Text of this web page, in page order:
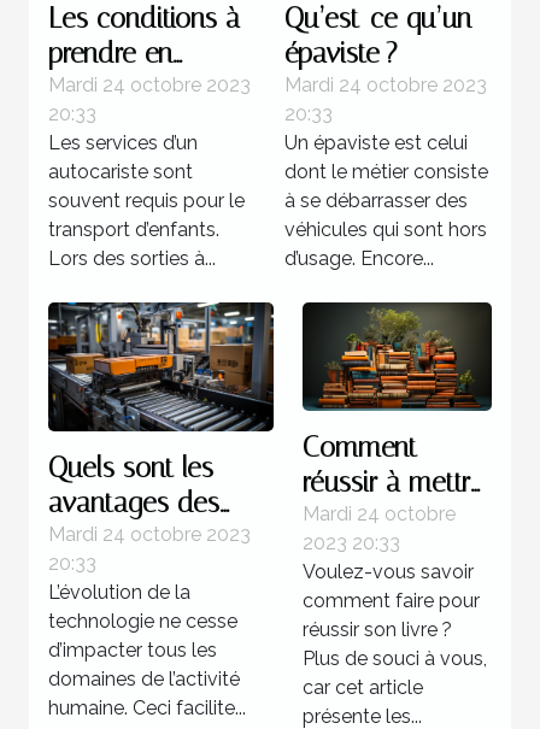
Les conditions à
prendre en
compte lors d’un
transport
d’enfants
Mardi 24 octobre 2023
20:33
Les services d’un
autocariste sont
souvent requis pour le
transport d’enfants.
Lors des sorties à...
Qu’est-ce qu’un
épaviste ?
Mardi 24 octobre 2023
20:33
Un épaviste est celui
dont le métier consiste
à se débarrasser des
véhicules qui sont hors
d’usage. Encore...
Quels sont les
avantages des
systèmes
d’automatisations ?
Mardi 24 octobre 2023
20:33
L’évolution de la
technologie ne cesse
d’impacter tous les
domaines de l’activité
humaine. Ceci facilite...
Comment
réussir à mettre
au point un
livre ?
Mardi 24 octobre
2023 20:33
Voulez-vous savoir
comment faire pour
réussir son livre ?
Plus de souci à vous,
car cet article
présente les...